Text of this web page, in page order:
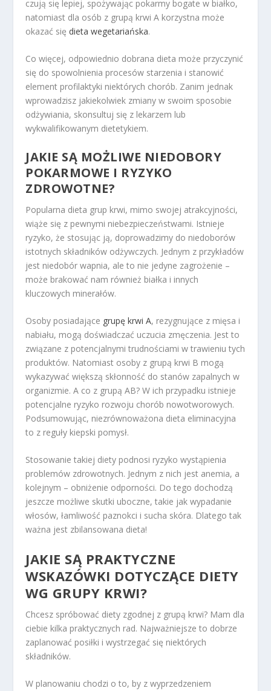
czują się lepiej, spożywając pokarmy bogate w białko,
natomiast dla osób z grupą krwi A korzystna może
okazać się dieta wegetariańska.
Co więcej, odpowiednio dobrana dieta może przyczynić
się do spowolnienia procesów starzenia i stanowić
element profilaktyki niektórych chorób. Zanim jednak
wprowadzisz jakiekolwiek zmiany w swoim sposobie
odżywiania, skonsultuj się z lekarzem lub
wykwalifikowanym dietetykiem.
JAKIE SĄ MOŻLIWE NIEDOBORY
POKARMOWE I RYZYKO
ZDROWOTNE?
Popularna dieta grup krwi, mimo swojej atrakcyjności,
wiąże się z pewnymi niebezpieczeństwami. Istnieje
ryzyko, że stosując ją, doprowadzimy do niedoborów
istotnych składników odżywczych. Jednym z przykładów
jest niedobór wapnia, ale to nie jedyne zagrożenie –
może brakować nam również białka i innych
kluczowych minerałów.
Osoby posiadające grupę krwi A, rezygnujące z mięsa i
nabiału, mogą doświadczać uczucia zmęczenia. Jest to
związane z potencjalnymi trudnościami w trawieniu tych
produktów. Natomiast osoby z grupą krwi B mogą
wykazywać większą skłonność do stanów zapalnych w
organizmie. A co z grupą AB? W ich przypadku istnieje
potencjalne ryzyko rozwoju chorób nowotworowych.
Podsumowując, niezrównoważona dieta eliminacyjna
to z reguły kiepski pomysł.
Stosowanie takiej diety podnosi ryzyko wystąpienia
problemów zdrowotnych. Jednym z nich jest anemia, a
kolejnym – obniżenie odporności. Do tego dochodzą
jeszcze możliwe skutki uboczne, takie jak wypadanie
włosów, łamliwość paznokci i sucha skóra. Dlatego tak
ważna jest zbilansowana dieta!
JAKIE SĄ PRAKTYCZNE
WSKAZÓWKI DOTYCZĄCE DIETY
WG GRUPY KRWI?
Chcesz spróbować diety zgodnej z grupą krwi? Mam dla
ciebie kilka praktycznych rad. Najważniejsze to dobrze
zaplanować posiłki i wystrzegać się niektórych
składników.
W planowaniu chodzi o to, by z wyprzedzeniem